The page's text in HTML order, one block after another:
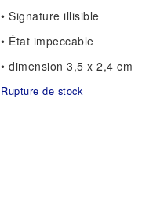
• Signature illisible
• État impeccable
• dimension 3,5 x 2,4 cm
Rupture de stock